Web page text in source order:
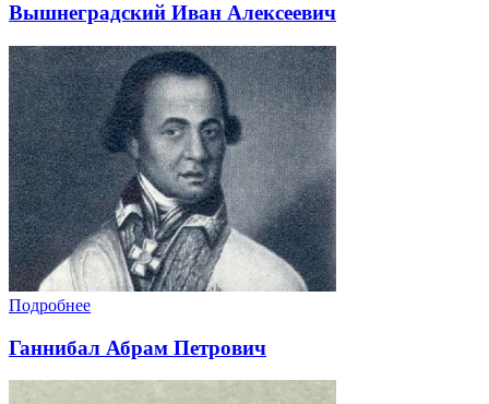
Вышнеградский Иван Алексеевич
Подробнее
Ганнибал Абрам Петрович